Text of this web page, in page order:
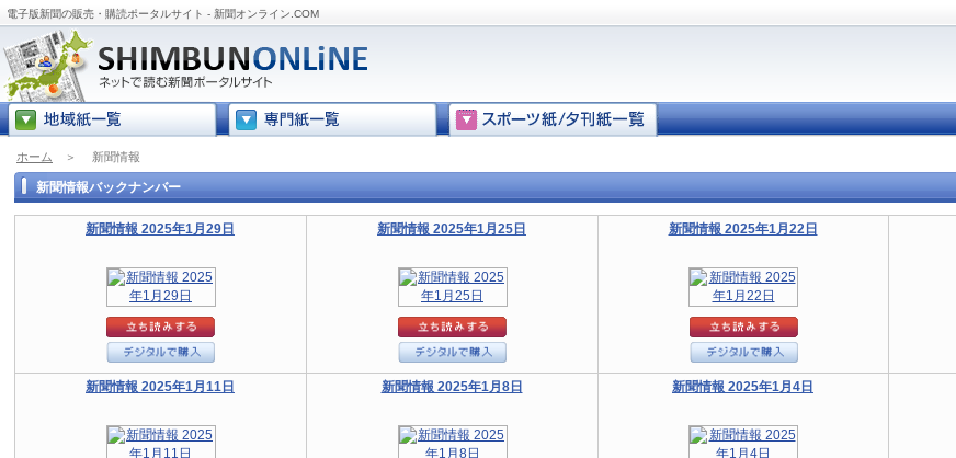
電子版新聞の販売・購読ポータルサイト - 新聞オンライン.COM
ホーム ＞ 新聞情報
新聞情報バックナンバー
新聞情報 2025年1月29日 新聞情報 2025年1月25日 新聞情報 2025年1月22日
新聞情報 2025年1月11日 新聞情報 2025年1月8日 新聞情報 2025年1月4日